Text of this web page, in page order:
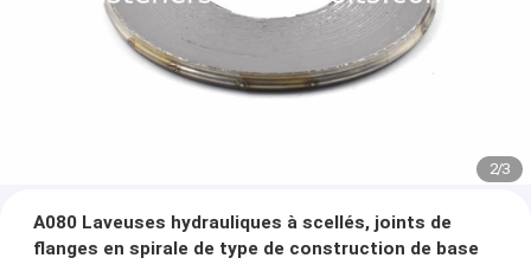
2/3
A080 Laveuses hydrauliques à scellés, joints de
flanges en spirale de type de construction de base